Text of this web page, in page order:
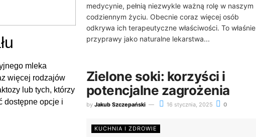
mleka
więcej rodzajów
lub tych, którzy
dostępne opcje i
medycynie, pełnią niezwykle ważną rolę w naszym
codziennym życiu. Obecnie coraz więcej osób
odkrywa ich terapeutyczne właściwości. To właśnie
przyprawy jako naturalne lekarstwa...
Zielone soki: korzyści i
potencjalne zagrożenia
by Jakub Szczepański 16 stycznia, 2025 0
KUCHNIA I ZDROWIE